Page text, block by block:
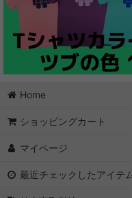
Home
ショッピングカート
マイページ
最近チェックしたアイテ